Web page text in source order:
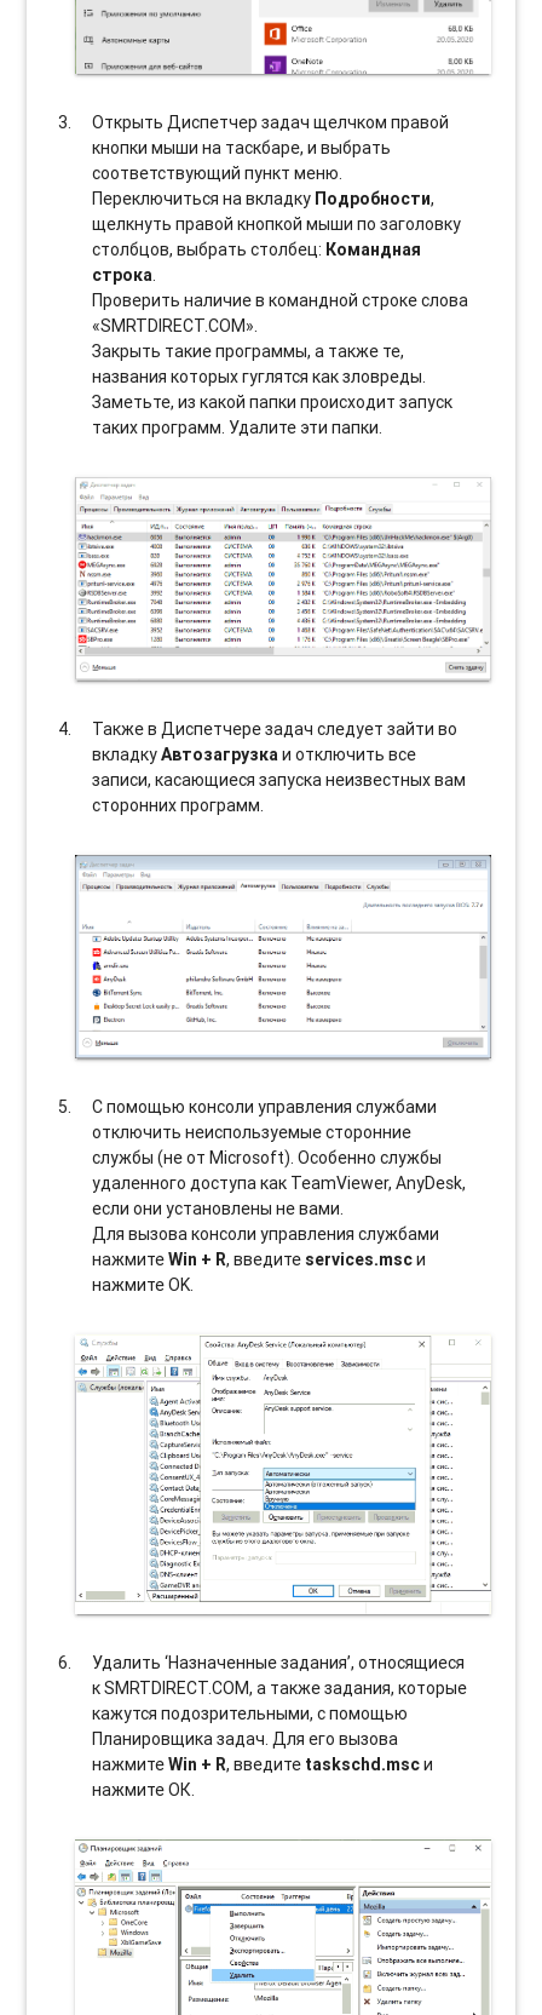
Открыть Диспетчер задач щелчком правой
кнопки мыши на таскбаре, и выбрать
соотвeтствующий пункт меню.
Переключиться на вкладку Подробности,
щелкнуть правой кнопкой мыши по заголовку
столбцов, выбрать столбец: Командная
строка.
Проверить наличие в командной строке слова
«SMRTDIRECT.COM».
Закрыть такие программы, а также те,
названия которых гуглятся как зловреды.
Заметьте, из какой папки происходит запуск
таких программ. Удалите эти папки.
Также в Диспетчере задач следует зайти во
вкладкуАвтозагрузкаи отключить все
записи, касающиеся запуска неизвестных вам
сторонних программ.
С помощью консоли управления службами
отключить неиспользуемые сторонние
службы (не от Microsoft). Особенно службы
удаленного доступа как TeamViewer, AnyDesk,
если они установлены не вами.
Для вызова консоли управления службами
нажмитеWin + R, введите services.mscи
нажмите OK.
Удалить ‘Назначенные задания’, относящиеся
к SMRTDIRECT.COM, а также задания, которые
кажутся подозрительными, с помощью
Планировщика задач. Для его вызова
нажмитеWin + R, введите taskschd.mscи
нажмите ОК.